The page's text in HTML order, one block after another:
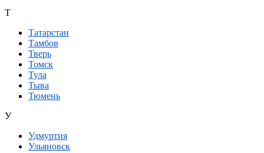
Т
Татарстан
Тамбов
Тверь
Томск
Тула
Тыва
Тюмень
У
Удмуртия
Ульяновск